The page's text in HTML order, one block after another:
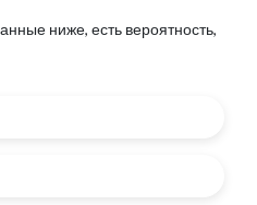
ниже, есть вероятность,